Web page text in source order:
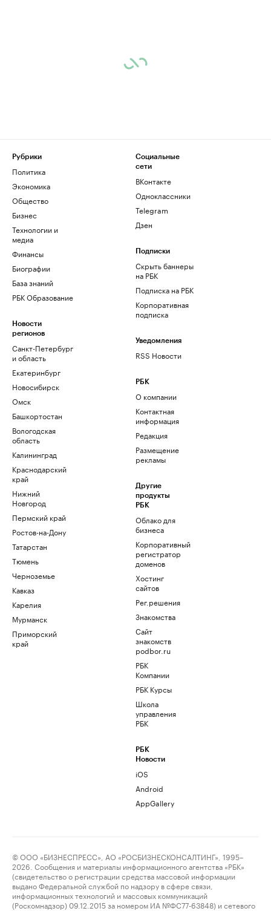
Рубрики
Политика
Экономика
Общество
Бизнес
Технологии и
медиа
Финансы
Биографии
База знаний
РБК Образование
Новости
регионов
Санкт-Петербург
и область
Екатеринбург
Новосибирск
Омск
Башкортостан
Вологодская
область
Калининград
Краснодарский
край
Нижний
Новгород
Пермский край
Ростов-на-Дону
Татарстан
Тюмень
Черноземье
Кавказ
Карелия
Мурманск
Приморский
край
Социальные
сети
ВКонтакте
Одноклассники
Telegram
Дзен
Подписки
Скрыть баннеры
на РБК
Подписка на РБК
Корпоративная
подписка
Уведомления
RSS Новости
РБК
О компании
Контактная
информация
Редакция
Размещение
рекламы
Другие
продукты
РБК
Облако для
бизнеса
Корпоративный
регистратор
доменов
Хостинг
сайтов
Рег.решения
Знакомства
Сайт
знакомств
podbor.ru
РБК
Компании
РБК Курсы
Школа
управления
РБК
РБК
Новости
iOS
Android
AppGallery
© ООО «БИЗНЕСПРЕСС», АО «РОСБИЗНЕСКОНСАЛТИНГ», 1995–
2026. Сообщения и материалы информационного агентства «РБК»
(свидетельство о регистрации средства массовой информации
выдано Федеральной службой по надзору в сфере связи,
информационных технологий и массовых коммуникаций
(Роскомнадзор) 09.12.2015 за номером ИА №ФС77-63848) и сетевого